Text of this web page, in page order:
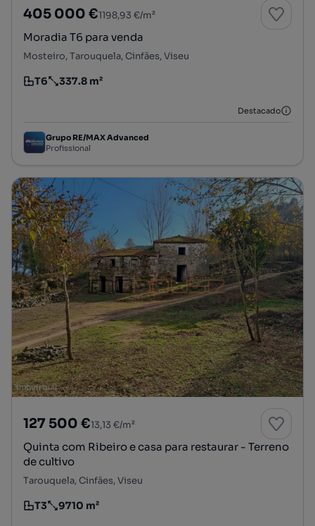
405 000 €1198,93 €/m²
Moradia T6 para venda
Mosteiro, Tarouquela, Cinfães, Viseu
Tipologia
T6
Preço por metro quadrado
337.8 m²
Destacado
Grupo RE/MAX Advanced
Profissional
127 500 €13,13 €/m²
Quinta com Ribeiro e casa para restaurar - Terreno
de cultivo
Tarouquela, Cinfães, Viseu
Tipologia
T3
Preço por metro quadrado
9710 m²